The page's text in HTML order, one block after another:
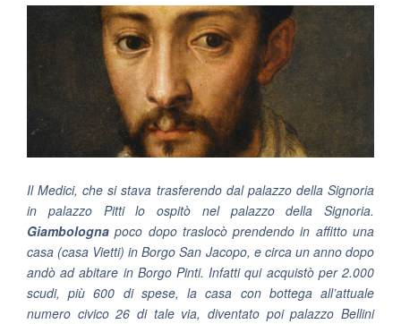
Il Medici, che si stava trasferendo dal palazzo della Signoria
in palazzo Pitti lo ospitò nel palazzo della Signoria.
Giambologna poco dopo traslocò prendendo in affitto una
casa (casa Vietti) in Borgo San Jacopo, e circa un anno dopo
andò ad abitare in Borgo Pinti. Infatti qui acquistò per 2.000
scudi, più 600 di spese, la casa con bottega all’attuale
numero civico 26 di tale via, diventato poi palazzo Bellini